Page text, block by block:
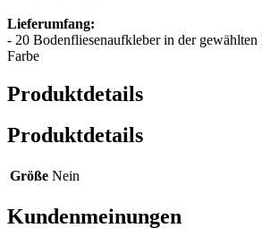
Lieferumfang:
- 20 Bodenfliesenaufkleber in der gewählten
Farbe
Produktdetails
Produktdetails
Größe Nein
Kundenmeinungen